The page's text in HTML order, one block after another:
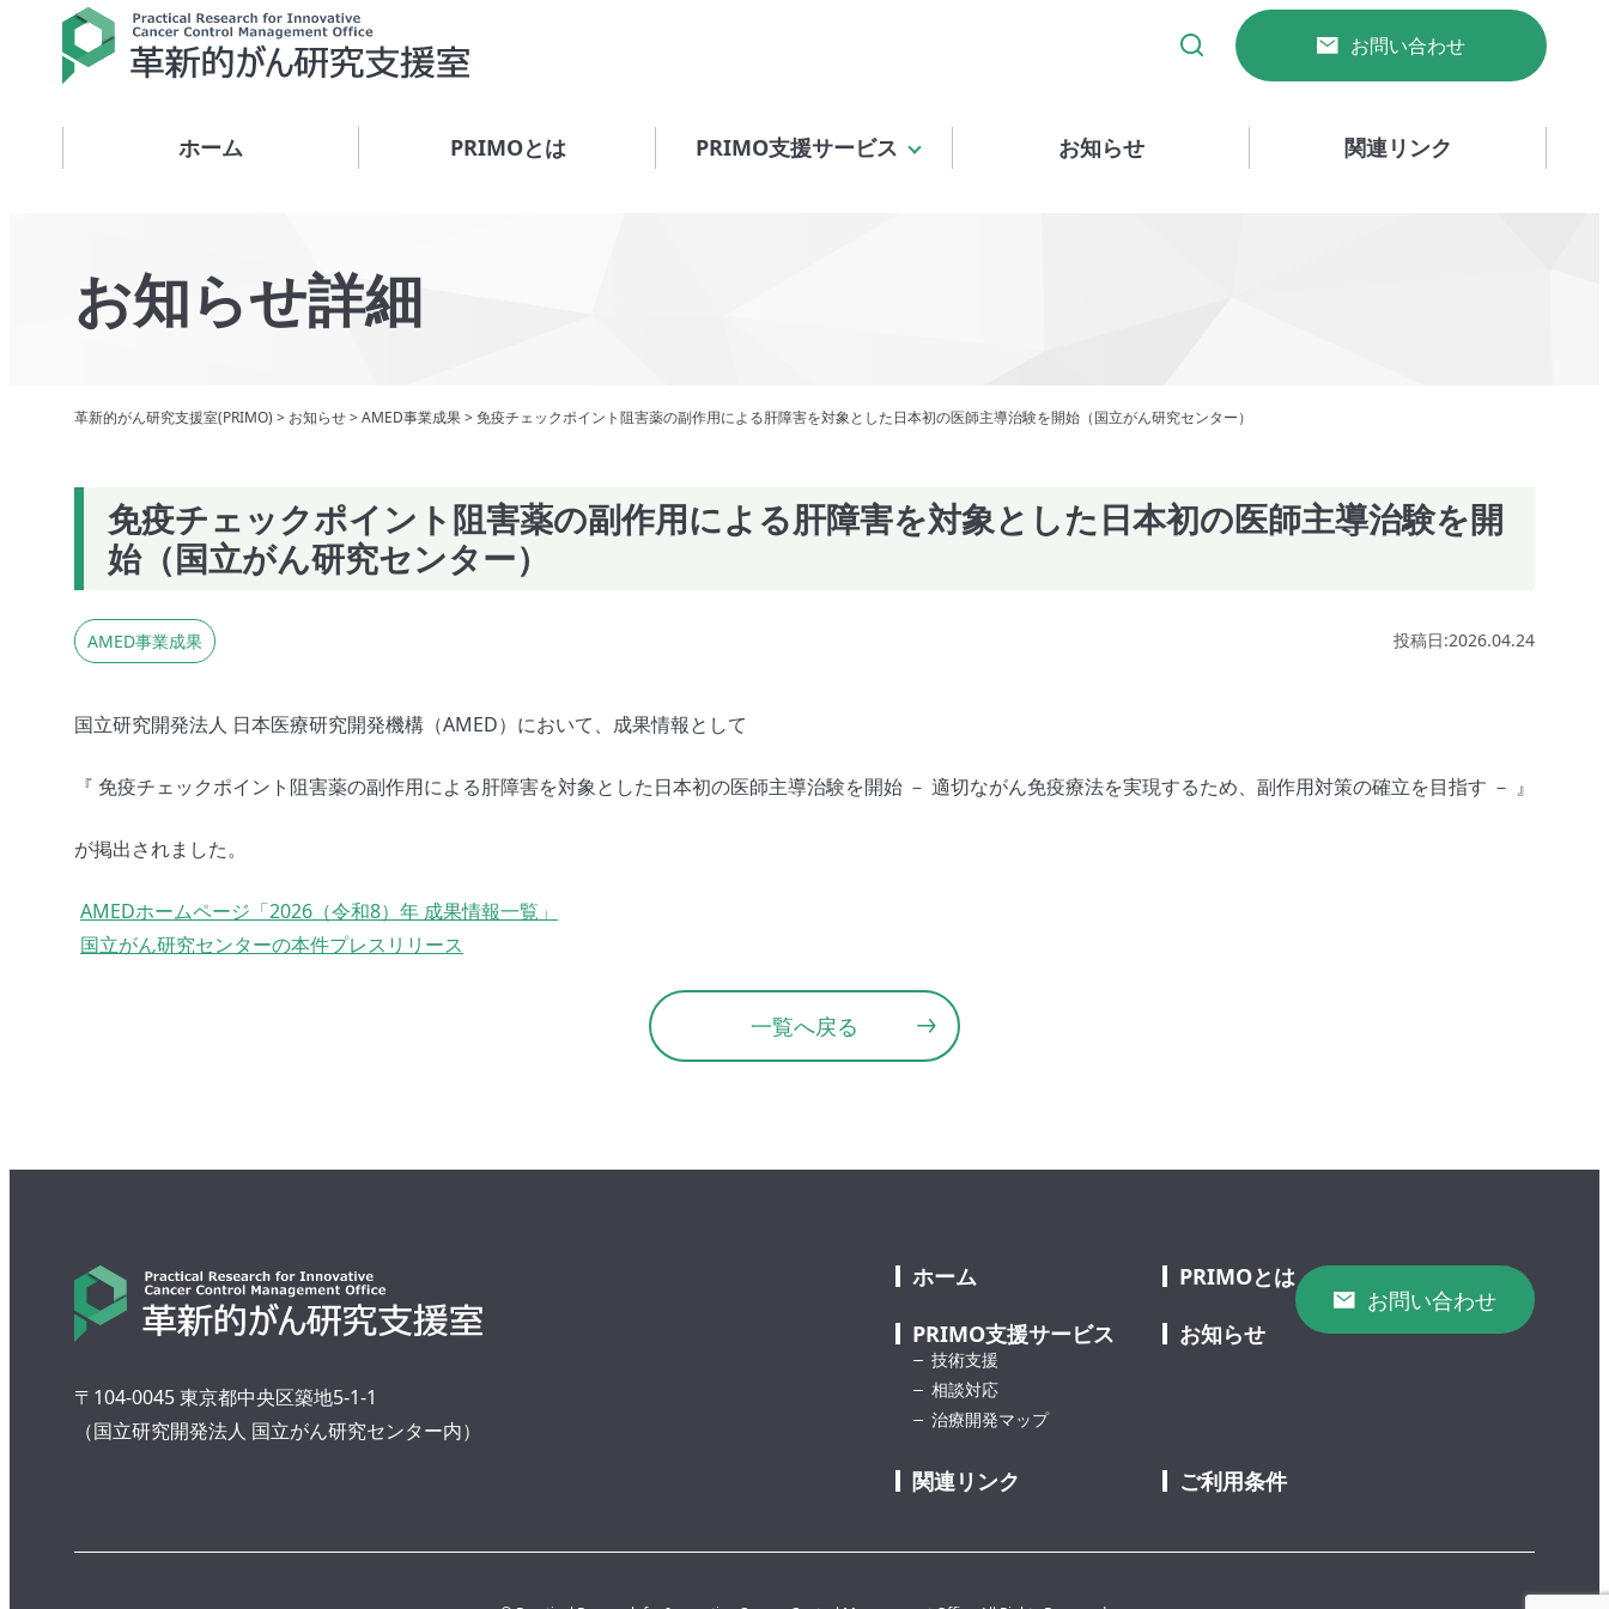
お問い合わせ
ホーム PRIMOとは PRIMO支援サービス お知らせ 関連リンク
お知らせ詳細
革新的がん研究支援室(PRIMO) > お知らせ>AMED事業成果>免疫チェックポイント阻害薬の副作用による肝障害を対象とした日本初の医師主導治験を開始（国立がん研究センター）
免疫チェックポイント阻害薬の副作用による肝障害を対象とした日本初の医師主導治験を開
始（国立がん研究センター）
AMED事業成果 投稿日:2026.04.24
国立研究開発法人 日本医療研究開発機構（AMED）において、成果情報として
『 免疫チェックポイント阻害薬の副作用による肝障害を対象とした日本初の医師主導治験を開始 － 適切ながん免疫療法を実現するため、副作用対策の確立を目指す － 』
が掲出されました。
AMEDホームページ「2026（令和8）年 成果情報一覧」
国立がん研究センターの本件プレスリリース
一覧へ戻る
〒104-0045 東京都中央区築地5-1-1
（国立研究開発法人 国立がん研究センター内）
ホーム
PRIMOとは
PRIMO支援サービス
技術支援
相談対応
治療開発マップ
お知らせ
関連リンク ご利用条件
お問い合わせ